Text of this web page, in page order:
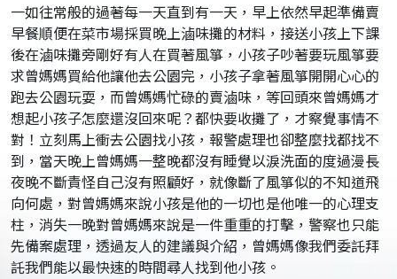
一如往常般的過著每一天直到有一天，早上依然早起準備賣
早餐順便在菜市場採買晚上滷味攤的材料，接送小孩上下課
後在滷味攤旁剛好有人在買著風箏，小孩子吵著要玩風箏要
求曾媽媽買給他讓他去公園完，小孩子拿著風箏開開心心的
跑去公園玩耍，而曾媽媽忙碌的賣滷味，等回頭來曾媽媽才
想起小孩子怎麼還沒回來呢？都快要收攤了，才察覺事情不
對！立刻馬上衝去公園找小孩，報警處理也卻整麼找都找不
到，當天晚上曾媽媽一整晚都沒有睡覺以淚洗面的度過漫長
夜晚不斷責怪自己沒有照顧好，就像斷了風箏似的不知道飛
向何處，對曾媽媽來說小孩是他的一切也是他唯一的心理支
柱，消失一晚對曾媽媽來說是一件重重的打擊，警察也只能
先備案處理，透過友人的建議與介紹，曾媽媽像我們委託拜
託我們能以最快速的時間尋人找到他小孩。